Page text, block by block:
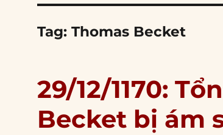
Tag:Thomas Becket
29/12/1170:
Becket bị ám